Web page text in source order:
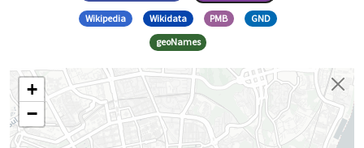
Wikipedia Wikidata PMB
GND
geoNames
+
−